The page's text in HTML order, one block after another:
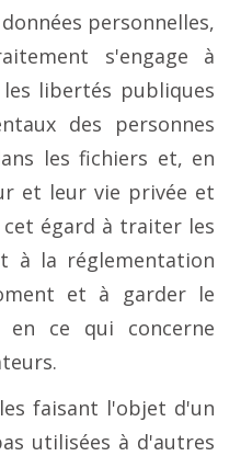
personnelles,
s'engage à
libertés publiques
des personnes
les fichiers et, en
et leur vie privée et
égard à traiter les
à la réglementation
et à garder le
ce qui concerne
faisant l'objet d'un
utilisées à d'autres